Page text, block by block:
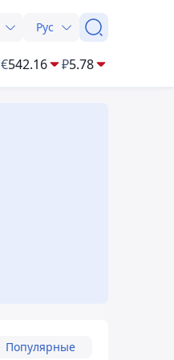
Рус
€542.16 ₽5.78
Популярные